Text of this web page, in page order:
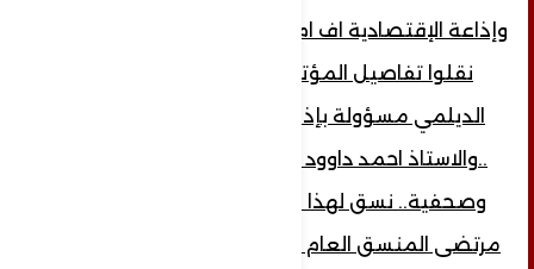
نقلوا تفاصيل المؤتمر منهم الأخت بدور
الديلمي مسؤولة بإذاعة الإقتصادية اف ام
..والاستاذ احمد داوود ..وعدة جهات إعلامية
وصحفية.. نسق لهذا المؤتمر الإستاذ حسن
مرتضى المنسق العام للمؤتمرات الدولية في